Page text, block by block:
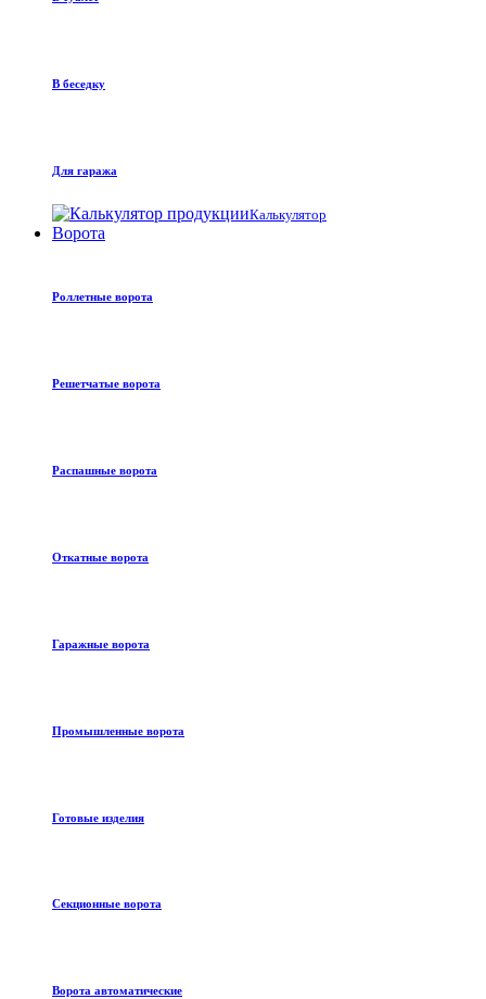
В беседку
Для гаража
Калькулятор
Ворота
Роллетные ворота
Решетчатые ворота
Распашные ворота
Откатные ворота
Гаражные ворота
Промышленные ворота
Готовые изделия
Секционные ворота
Ворота автоматические